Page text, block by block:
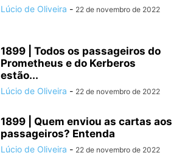
Lúcio de Oliveira - 22 de novembro de 2022
1899 | Todos os passageiros do
Prometheus e do Kerberos
estão...
Lúcio de Oliveira - 22 de novembro de 2022
1899 | Quem enviou as cartas aos
passageiros? Entenda
Lúcio de Oliveira - 22 de novembro de 2022